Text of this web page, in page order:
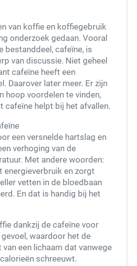
van koffie en koffiegebruik
onderzoek gedaan. Vooral
bestanddeel, cafeïne, is
van discussie. Niet geheel
cafeïne heeft een
Daarover later meer. Er zijn
hoop voordelen te vinden,
cafeïne helpt bij het afvallen.
een versnelde hartslag en
verhoging van de
Met andere woorden:
energieverbruik en zorgt
vetten in de bloedbaan
En dat is handig bij het
dankzij de cafeïne voor
waardoor het de
een lichaam dat vanwege
schreeuwt.